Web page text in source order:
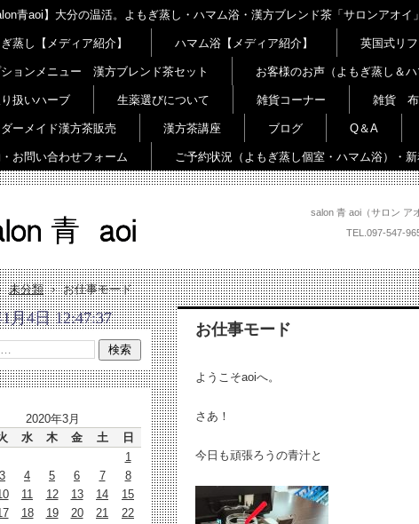
salon 青 aoi（サロン ア
TEL. 097-547-
青aoi】大分の温活。よもぎ蒸し・ハマム浴・漢方ブレンド茶「サロンアオイ」
蒸し【メディア紹介】 ハマム浴【メディア紹介】 英国式リ
ョンメニュー 漢方ブレンド茶セット お客様のお声（よもぎ蒸し＆ハ
扱いハーブ 生薬選びについて 雑貨コーナー 雑貨 布
ーメイド漢方茶販売 漢方茶講座 ブログ Q＆A
お問い合わせフォーム ご予約状況（よもぎ蒸し個室・ハマム浴）・
未分類 › お仕事モード
お仕事モード
ようこそaoiへ。
さあ！
今日も頑張ろうの青汁と
月4日 12:47:37
2020年3月
水 木 金 土
日
1
3 4 5 6 7
8
11 12 13 14
15
18 19 20 21
22